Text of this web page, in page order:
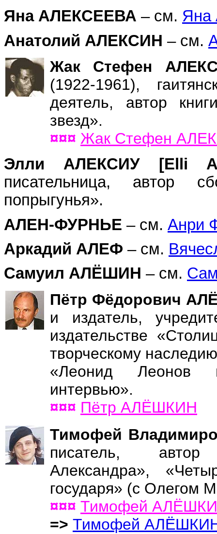
Яна АЛЕКСЕЕВА – см. Яна
Анатолий АЛЕКСИН – см.
Жак Стефен
(1922-1961),
деятель, автор
звезд».
¤¤¤ Жак Стефен
Элли АЛЕКСИУ [Elli
писательница, автор
попрыгунья».
АЛЕН-ФУРНЬЕ – см. Анри
Аркадий АЛЕФ – см.
Самуил АЛЁШИН – см.
Пётр Фёдорович
и издатель,
издательстве
творческому
«Леонид Леонов
интервью».
¤¤¤ Пётр АЛЁШКИН
Тимофей
писатель, автор
Александра»,
государя» (с Олегом
¤¤¤ Тимофей
=> Тимофей